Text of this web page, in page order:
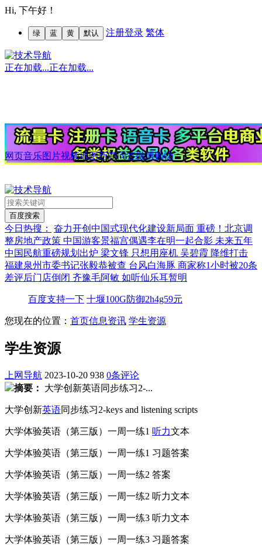
Hi, 下午好！
绿 蓝 黄 默认 注册登录 繁体
正在加载...正在加载...
网页音乐图片视频地图新闻问答微博购物
今日热搜： 奋力开创中国式现代化建设新局面 重磅！北京调
整房地产政策 中国游客景福宫偶遇李在明一起合影 未来五年
中国民航重磅规划出炉 梁文锋 只想用座机 吴碧霞 降维打击
福建泉州市委书记张毅恭被查 台风白海豚 商家称1小时被20条
差评后门店倒闭 齐豫毛阿敏 如听仙乐耳暂明
百度支持一下 十堰100G防御2h4g59元
您现在的位置： 首页信息资讯 学生资源
学生资源
上网导航 2023-10-20 938 0条评论
摘要：
大学创新英语同步练习2-...
大学创新英语同步练习2-keys and listening scripts
大学体验英语（第三版）一周一练1 听力文本
大学体验英语（第三版）一周一练1 习题答案
大学体验英语（第三版）一周一练2 答案
大学体验英语（第三版）一周一练2 听力文本
大学体验英语（第三版）一周一练3 听力文本
大学体验英语（第三版）一周一练3 习题答案